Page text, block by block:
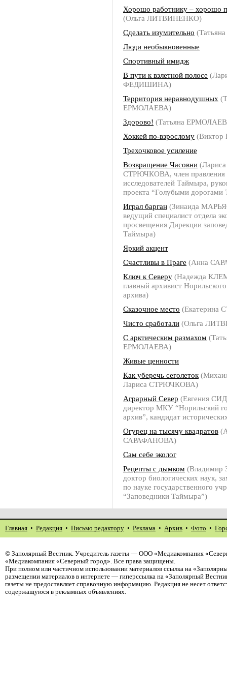
Хорошо работнику – хорошо
(Ольга ЛИТВИНЕНКО)
Сделать изумительно
Люди необыкновенные
Спортивный имидж
В пути к взлетной полосе
ФЕДИШИНА)
Территория неравнодушных
ЕРМОЛАЕВА)
Здорово! (Татьяна
Хоккей по-взрослому
Трехочковое усиление
Возвращение Часовни (Лариса
СТРЮЧКОВА, член правления
исследователей Таймыра,
проекта “Голубыми дорогами
Играл барган (Зинаида
ведущий специалист отдела
просвещения Дирекции
Таймыра)
Яркий акцент
Счастливы в Праге (Анна
Ключ к Северу (Надежда
главный архивист
архива)
Сказочное место
Чисто сработали (Ольга
С арктическим размахом
ЕРМОЛАЕВА)
Живые ценности
Как уберечь сеголеток
Лариса СТРЮЧКОВА)
Аграрный Север (Евгения
директор МКУ “Норильский
архив”, кандидат
Огурец на тысячу квадратов
САРАФАНОВА)
Сам себе эколог
Рецепты с дымком
доктор биологических наук,
по науке государственного
“Заповедники Таймыра”)
Главная • Редакция • Письмо редактору • Реклама • Архив • Фото •
© Заполярный Вестник. Учредитель газеты — ООО «Медиакомпания
«Медиакомпания «Северный город». Все права защищены.
При полном или частичном использовании материалов ссылка на
размещении материалов в интернете — гиперссылка на «Заполярный
газеты не предоставляет справочную информацию. Редакция не несет
содержащуюся в рекламных объявлениях.